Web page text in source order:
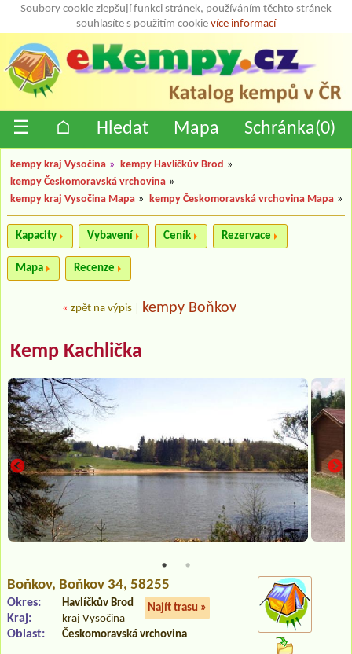
Soubory cookie zlepšují funkci stránek, používáním těchto stránek
souhlasíte s použitím cookie více informací
☰ ⌂ Hledat Mapa Schránka(0)
kempy kraj Vysočina » kempy Havlíčkův Brod
»
kempy Českomoravská vrchovina »
kempy kraj Vysočina Mapa » kempy Českomoravská vrchovina Mapa »
Kapacity Vybavení Ceník Rezervace
Mapa Recenze
« zpět na výpis kempy Boňkov
Kemp Kachlička
Boňkov, Boňkov 34, 58255
Najít trasu »
Okres: Havlíčkův Brod
Kraj: kraj Vysočina
Oblast: Českomoravská vrchovina